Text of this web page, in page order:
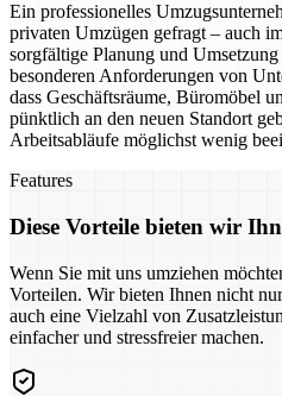
Ein professionelles
privaten Umzügen gefragt – auch
sorgfältige Planung und
besonderen Anforderungen von
dass Geschäftsräume, Büromöbel
pünktlich an den neuen Standort
Arbeitsabläufe möglichst wenig
Features
Diese Vorteile bieten wir
Wenn Sie mit uns umziehen
Vorteilen. Wir bieten Ihnen nicht
auch eine Vielzahl von
einfacher und stressfreier machen.